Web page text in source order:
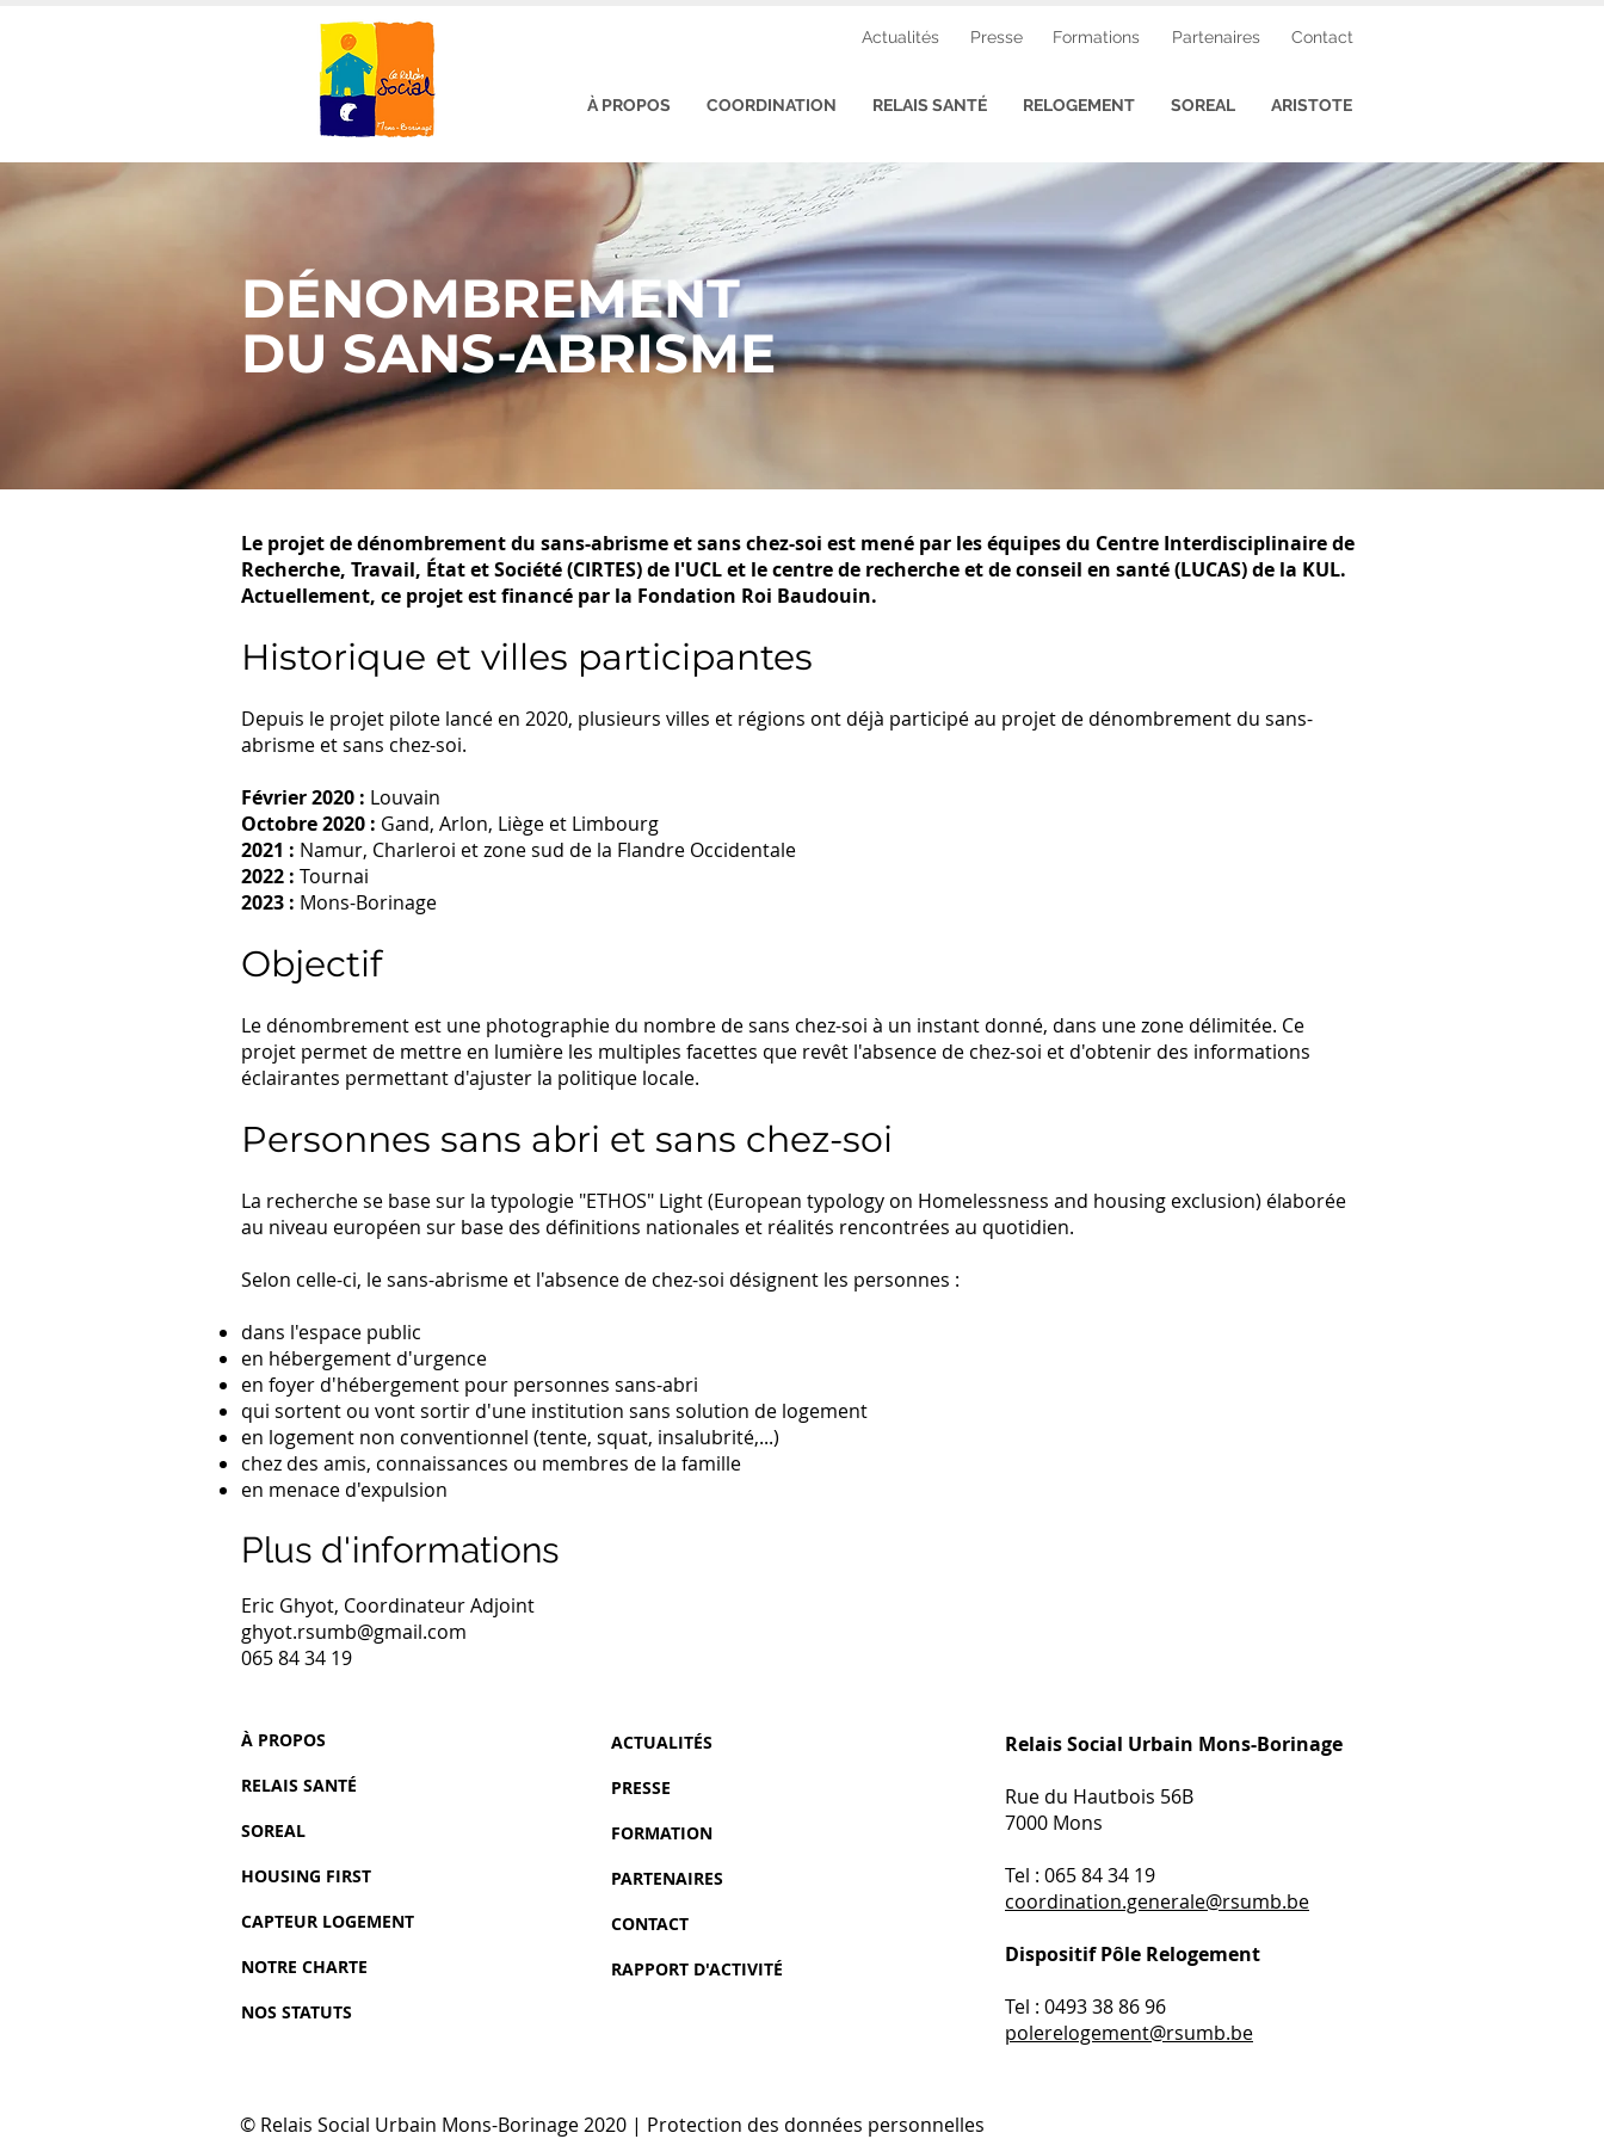
Actualités Presse Formations Partenaires Contact
À PROPOS COORDINATION RELAIS SANTÉ RELOGEMENT SOREAL ARISTOTE
DÉNOMBREMENT
DU SANS-ABRISME
Le projet de dénombrement du sans-abrisme et sans chez-soi est mené par les équipes du Centre Interdisciplinaire de
Recherche, Travail, État et Société (CIRTES) de l'UCL et le centre de recherche et de conseil en santé (LUCAS) de la KUL.
Actuellement, ce projet est financé par la Fondation Roi Baudouin.
Historique et villes participantes
Depuis le projet pilote lancé en 2020, plusieurs villes et régions ont déjà participé au projet de dénombrement du sans-
abrisme et sans chez-soi.
Février 2020 : Louvain
Octobre 2020 : Gand, Arlon, Liège et Limbourg
2021 : Namur, Charleroi et zone sud de la Flandre Occidentale
2022 : Tournai
2023 : Mons-Borinage
Objectif
Le dénombrement est une photographie du nombre de sans chez-soi à un instant donné, dans une zone délimitée. Ce
projet permet de mettre en lumière les multiples facettes que revêt l'absence de chez-soi et d'obtenir des informations
éclairantes permettant d'ajuster la politique locale.
Personnes sans abri et sans chez-soi
La recherche se base sur la typologie "ETHOS" Light (European typology on Homelessness and housing exclusion) élaborée
au niveau européen sur base des définitions nationales et réalités rencontrées au quotidien.
Selon celle-ci, le sans-abrisme et l'absence de chez-soi désignent les personnes :
dans l'espace public
en hébergement d'urgence
en foyer d'hébergement pour personnes sans-abri
qui sortent ou vont sortir d'une institution sans solution de logement
en logement non conventionnel (tente, squat, insalubrité,...)
chez des amis, connaissances ou membres de la famille
en menace d'expulsion
Plus d'informations
Eric Ghyot, Coordinateur Adjoint
ghyot.rsumb@gmail.com
065 84 34 19
À PROPOS
RELAIS SANTÉ
SOREAL
HOUSING FIRST
CAPTEUR LOGEMENT
NOTRE CHARTE
NOS STATUTS
ACTUALIT​ÉS
PRESSE
FORMATION
PARTENAIRES
CONTACT
RAPPORT D'ACTIVITÉ
Relais Social Urbain Mons-Borinage
Rue du Hautbois 56B
7000 Mons
Tel : 065 84 34 19
coordination.generale@rsumb.be
Dispositif Pôle Relogement
Tel : 0493 38 86 96
polerelogement@rsumb.be
© Relais Social Urbain Mons-Borinage 2020 | Protection des données personnelles